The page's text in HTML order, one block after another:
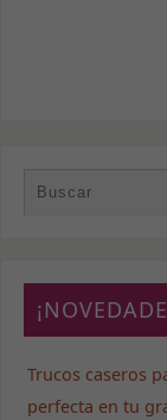
Trucos caseros
perfecta en tu